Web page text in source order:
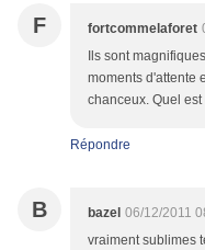
F fortcommelaforet
Ils sont
moments d'attente
chanceux. Quel
Répondre
B bazel 06/12/2011
vraiment sublimes